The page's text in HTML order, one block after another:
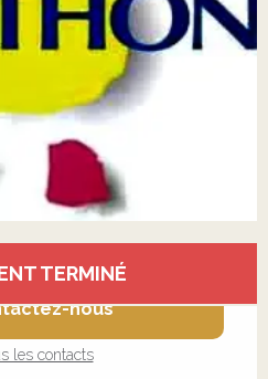
TERMINÉ
nous
les contacts